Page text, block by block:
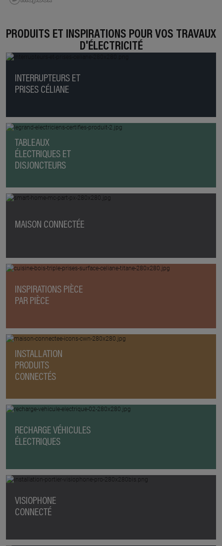
PRODUITS ET INSPIRATIONS POUR VOS TRAVAUX
D'ÉLECTRICITÉ
INTERRUPTEURS ET
PRISES CÉLIANE
TABLEAUX
ÉLECTRIQUES ET
DISJONCTEURS
MAISON CONNECTÉE
INSPIRATIONS PIÈCE
PAR PIÈCE
INSTALLATION
PRODUITS
CONNECTÉS
RECHARGE VÉHICULES
ÉLECTRIQUES
VISIOPHONE
CONNECTÉ